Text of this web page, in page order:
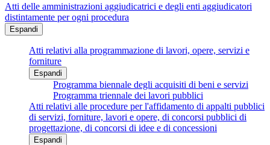
Atti delle amministrazioni aggiudicatrici e degli enti aggiudicatori
distintamente per ogni procedura
Espandi
Atti relativi alla programmazione di lavori, opere, servizi e
forniture
Espandi
Programma biennale degli acquisiti di beni e servizi
Programma triennale dei lavori pubblici
Atti relativi alle procedure per l'affidamento di appalti pubblici
di servizi, forniture, lavori e opere, di concorsi pubblici di
progettazione, di concorsi di idee e di concessioni
Espandi